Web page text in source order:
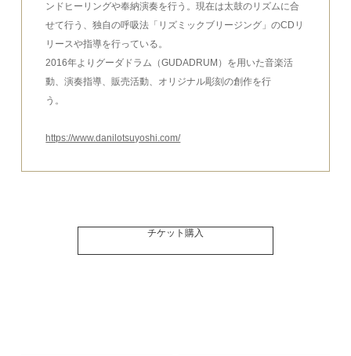
ンドヒーリングや奉納演奏を行う。現在は太鼓のリズムに合
せて行う、独自の呼吸法「リズミックブリージング」のCDリ
リースや指導を行っている。
2016年よりグーダドラム（GUDADRUM）を用いた音楽活
動、演奏指導、販売活動、オリジナル彫刻の創作を行
う。
https://www.danilotsuyoshi.com/
チケット購入